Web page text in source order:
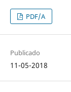
PDF/A
Publicado
11-05-2018